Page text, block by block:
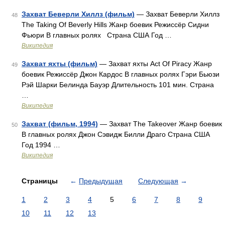
48 Захват Беверли Хиллз (фильм) — Захват Беверли Хиллз
The Taking Of Beverly Hills Жанр боевик Режиссёр Сидни
Фьюри В главных ролях Страна США Год …
Википедия
49 Захват яхты (фильм) — Захват яхты Act Of Piracy Жанр
боевик Режиссёр Джон Кардос В главных ролях Гэри Бьюзи
Рэй Шарки Белинда Бауэр Длительность 101 мин. Страна
Википедия
50 Захват (фильм, 1994) — Захват The Takeover Жанр боевик
В главных ролях Джон Сэвидж Билли Драго Страна США
Год 1994 …
Википедия
Страницы ← Предыдущая Следующая →
1 2 3 4 5 6 7 8
9
10
11 12 13